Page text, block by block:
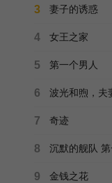
3 妻子的诱惑
4 女王之家
5 第一个男人
6 波光和煦，夫
7 奇迹
8 沉默的舰队
9 金钱之花